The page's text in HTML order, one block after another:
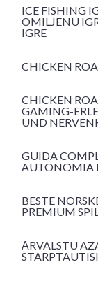
ICE FISHING
OMILJENU
IGRE
CHICKEN
CHICKEN
AMING-
ND
GUIDA
AUTONOMIA
BESTE
PREMIUM
ĀRVALSTU